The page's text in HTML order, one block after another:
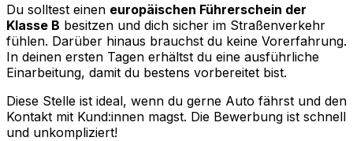
Du solltest einen europäischen Führerschein der
Klasse B besitzen und dich sicher im Straßenverkehr
fühlen. Darüber hinaus brauchst du keine Vorerfahrung.
In deinen ersten Tagen erhältst du eine ausführliche
Einarbeitung, damit du bestens vorbereitet bist.
Diese Stelle ist ideal, wenn du gerne Auto fährst und den
Kontakt mit Kund:innen magst. Die Bewerbung ist schnell
und unkompliziert!